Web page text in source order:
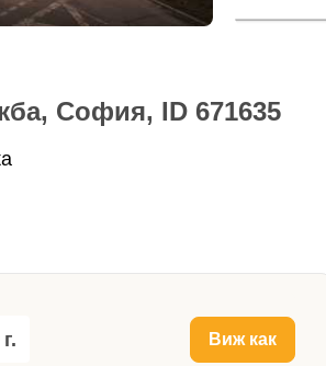
София, ID 671635
г. Виж как